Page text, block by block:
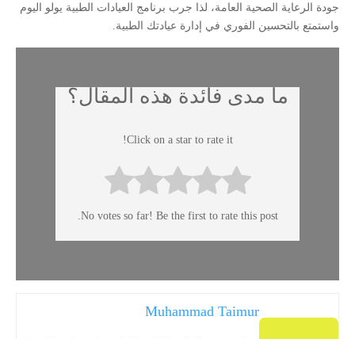
جودة الرعاية الصحية العامة، لذا جرب برنامج العيادات الطبية يولو اليوم
واستمتع بالتحسين الفوري في إدارة عيادتك الطبية.
ما مدى فائدة هذه المقال؟
Click on a star to rate it!
No votes so far! Be the first to rate this post.
Muhammad Taimur